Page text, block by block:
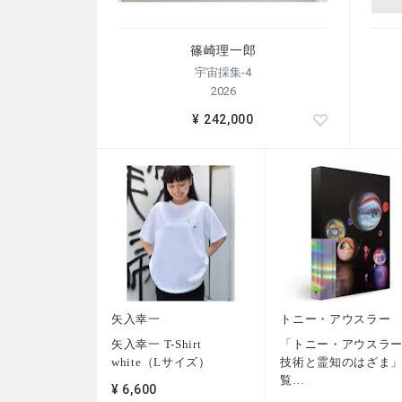
篠崎理一郎
宇宙採集-4
2026
¥ 242,000
矢入幸一
矢入幸一 T-Shirt
white（Lサイズ）
¥ 6,600
トニー・アウスラー
「トニー・アウスラー
技術と霊知のはざま
覧